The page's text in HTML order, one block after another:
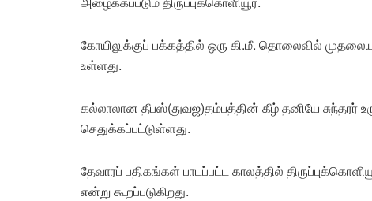
கோயிலுக்குப் பக்கத்தில் ஒரு கி.மீ. தொலைவில்
உள்ளது.
கல்லாலான தீபஸ்(துவஜ)தம்பத்தின் கீழ் தனியே சுந்தரர்
செதுக்கப்பட்டுள்ளது.
தேவாரப் பதிகங்கள் பாடப்பட்ட காலத்தில்
என்று கூறப்படுகிறது.